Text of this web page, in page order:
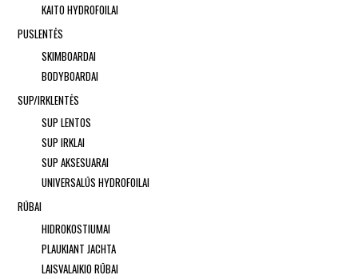
KAITO HYDROFOILAI
PUSLENTĖS
SKIMBOARDAI
BODYBOARDAI
SUP/IRKLENTĖS
SUP LENTOS
SUP IRKLAI
SUP AKSESUARAI
UNIVERSALŪS HYDROFOILAI
RŪBAI
HIDROKOSTIUMAI
PLAUKIANT JACHTA
LAISVALAIKIO RŪBAI